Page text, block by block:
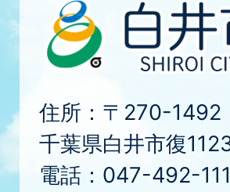
住所：〒270-1492
千葉県白井市復
電話：047-492-